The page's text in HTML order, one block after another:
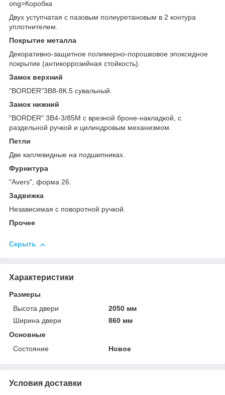
ong>Коробка
Двух уступчатая с пазовым полиуретановым в 2 контура
уплотнителем.
Покрытие металла
Декоративно-защитное полимерно-порошковое эпоксидное
покрытие (антикоррозийная стойкость).
Замок верхний
"BORDER"3В8-8К.5 сувальный.
Замок нижний
"BORDER" 3В4-3/85М с врезной броне-накладкой, с
раздельной ручкой и цилиндровым механизмом.
Петли
Две каплевидные на подшипниках.
Фурнитура
"Avers", форма 26.
Задвижка
Независимая с поворотной ручкой.
Прочее
Скрыть
Характеристики
Размеры
Высота двери
2050 мм
Ширина двери
860 мм
Основные
Состояние
Новое
Условия доставки